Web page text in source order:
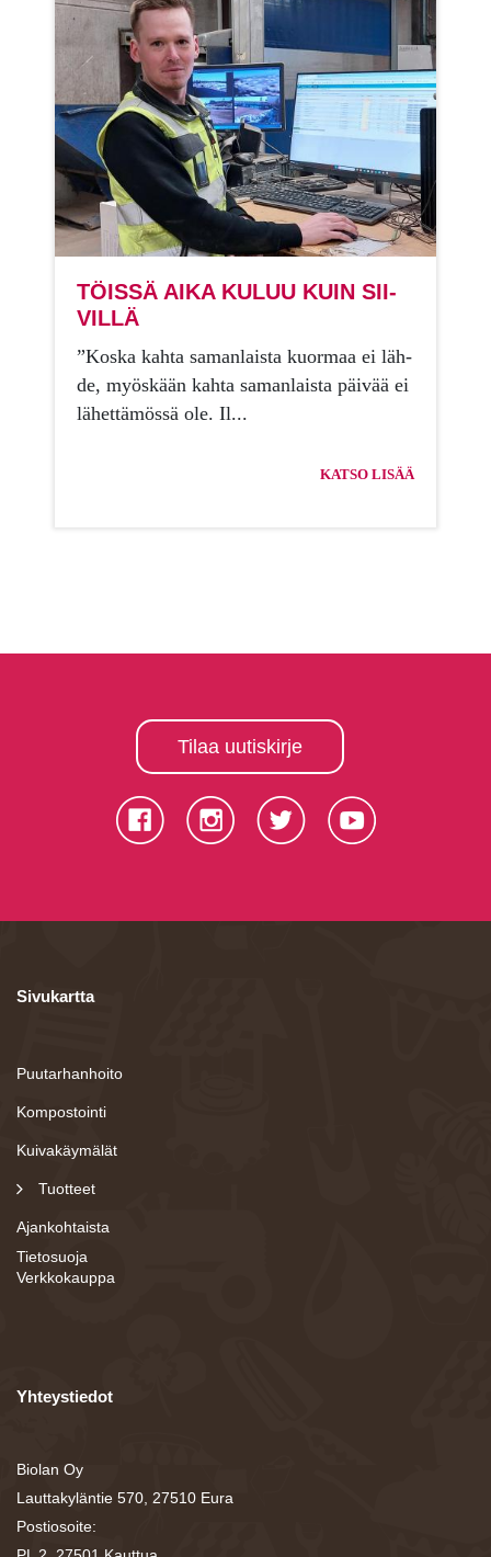
TÖIS­SÄ AIKA KU­LUU KUIN SII­
VIL­LÄ
”Kos­ka kah­ta sa­man­lais­ta kuor­maa ei läh­
de, myös­kään kah­ta sa­man­lais­ta päi­vää ei
lä­het­tä­mös­sä ole. Il...
KATSO LISÄÄ
Tilaa uutiskirje
Sivukartta
Puutarhanhoito
Kompostointi
Kuivakäymälät
Tuotteet
Ajankohtaista
Tietosuoja
Verkkokauppa
Yhteystiedot
Biolan Oy
Lauttakyläntie 570, 27510 Eura
Postiosoite: